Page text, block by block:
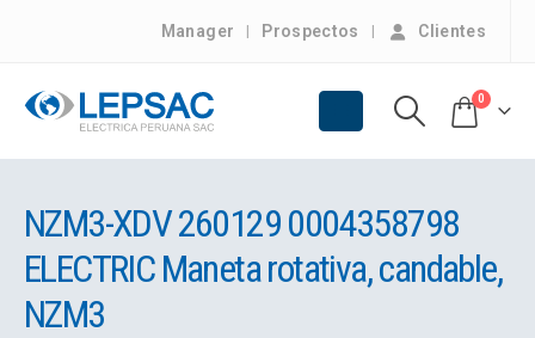
Manager Prospectos Clientes
0
NZM3-XDV 260129 0004358798
ELECTRIC Maneta rotativa, candable,
NZM3